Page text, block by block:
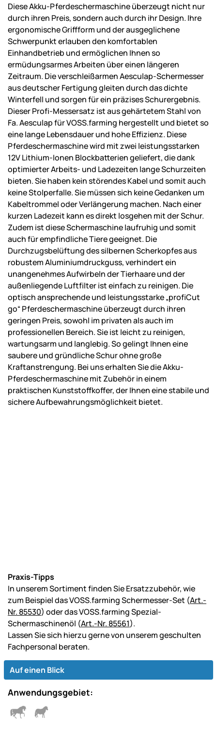
Diese Akku-Pferdeschermaschine überzeugt nicht nur
durch ihren Preis, sondern auch durch ihr Design. Ihre
ergonomische Griffform und der ausgeglichene
Schwerpunkt erlauben den komfortablen
Einhandbetrieb und ermöglichen Ihnen so
ermüdungsarmes Arbeiten über einen längeren
Zeitraum. Die verschleißarmen Aesculap-Schermesser
aus deutscher Fertigung gleiten durch das dichte
Winterfell und sorgen für ein präzises Schurergebnis.
Dieser Profi-Messersatz ist aus gehärtetem Stahl von
Fa. Aesculap für VOSS.farming hergestellt und bietet so
eine lange Lebensdauer und hohe Effizienz. Diese
Pferdeschermaschine wird mit zwei leistungsstarken
12V Lithium-Ionen Blockbatterien geliefert, die dank
optimierter Arbeits- und Ladezeiten lange Schurzeiten
bieten. Sie haben kein störendes Kabel und somit auch
keine Stolperfalle. Sie müssen sich keine Gedanken um
Kabeltrommel oder Verlängerung machen. Nach einer
kurzen Ladezeit kann es direkt losgehen mit der Schur.
Zudem ist diese Schermaschine laufruhig und somit
auch für empfindliche Tiere geeignet. Die
Durchzugsbelüftung des silbernen Scherkopfes aus
robustem Aluminiumdruckguss, verhindert ein
unangenehmes Aufwirbeln der Tierhaare und der
außenliegende Luftfilter ist einfach zu reinigen. Die
optisch ansprechende und leistungsstarke „profiCut
go“ Pferdeschermaschine überzeugt durch ihren
geringen Preis, sowohl im privaten als auch im
professionellen Bereich. Sie ist leicht zu reinigen,
wartungsarm und langlebig. So gelingt Ihnen eine
saubere und gründliche Schur ohne große
Kraftanstrengung. Bei uns erhalten Sie die Akku-
Pferdeschermaschine mit Zubehör in einem
praktischen Kunststoffkoffer, der Ihnen eine stabile und
sichere Aufbewahrungsmöglichkeit bietet.
Praxis-Tipps
In unserem Sortiment finden Sie Ersatzzubehör, wie
zum Beispiel das VOSS.farming Schermesser-Set (Art.-
Nr. 85530) oder das VOSS.farming Spezial-
Schermaschinenöl (Art.-Nr. 85561).
Lassen Sie sich hierzu gerne von unserem geschulten
Fachpersonal beraten.
Auf einen Blick
Anwendungsgebiet: